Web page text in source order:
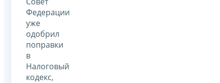
Федерации
уже
одобрил
поправки
в
Налоговый
кодекс,